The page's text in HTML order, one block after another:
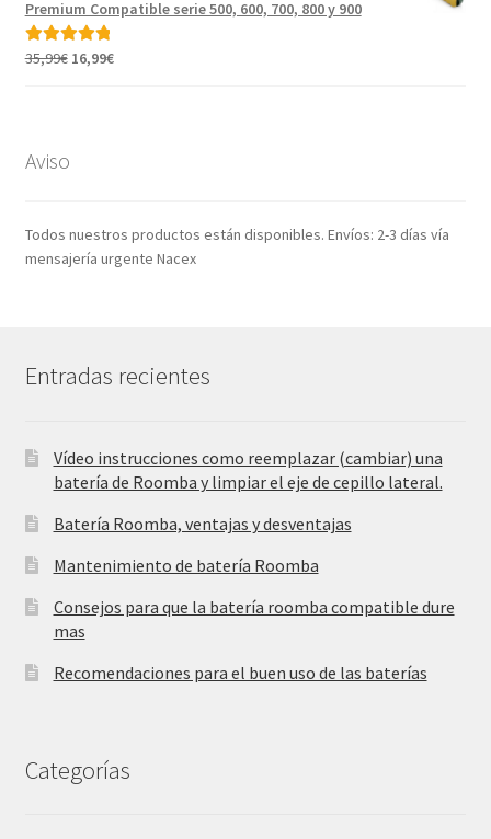
35,99€.
17,22€.
Premium Compatible serie 500, 600, 700, 800 y 900
Valorado con
35,99€ El
16,99€El
Aviso
Todos nuestros productos están disponibles. Envíos: 2-3 días vía
mensajería urgente Nacex
Entradas recientes
Vídeo instrucciones como reemplazar (cambiar) una
batería de Roomba y limpiar el eje de cepillo lateral.
Batería Roomba, ventajas y desventajas
Mantenimiento de batería Roomba
Consejos para que la batería roomba compatible dure
mas
Recomendaciones para el buen uso de las baterías
Categorías